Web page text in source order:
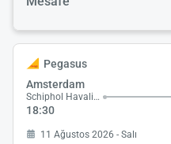
Pegasus
Amsterdam
Schiphol Havalimanı
18:30
11 Ağustos 2026 - Salı